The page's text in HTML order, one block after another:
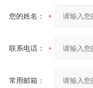
您的姓名：
联系电话：
常用邮箱：